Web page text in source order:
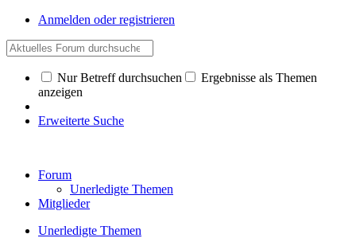
Anmelden oder registrieren
Nur Betreff durchsuchen
Ergebnisse als Themen
anzeigen
Erweiterte Suche
Forum
Unerledigte Themen
Mitglieder
Unerledigte Themen